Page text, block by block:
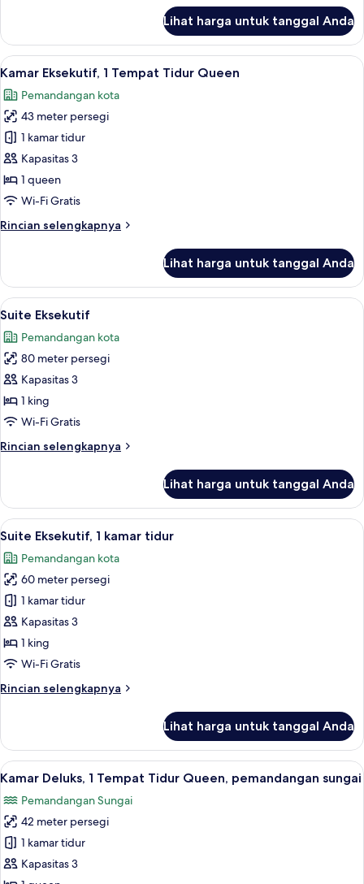
Kamar
Superior,
1
Tidur
Queen
Lihat harga untuk tanggal Anda
Lihat
semua
foto
untuk
Kamar
Eksekutif,
1
Tempat
Queen
9
Kamar Eksekutif, 1 Tempat Tidur Queen
Pemandangan kota
43 meter persegi
1 kamar tidur
Kapasitas 3
1 queen
Wi-Fi Gratis
Rincian selengkapnya
Rincian
Kamar
Eksekutif,
1
Tidur
Queen
Lihat harga untuk tanggal Anda
Lihat
semua
foto
untuk
Suite
Eksekutif
10
Suite Eksekutif
Pemandangan kota
80 meter persegi
Kapasitas 3
1 king
Wi-Fi Gratis
Rincian selengkapnya
Rincian
Suite
Eksekutif
Lihat harga untuk tanggal Anda
Lihat
semua
foto
untuk
Suite
Eksekutif,
1
kamar
10
Suite Eksekutif, 1 kamar tidur
Pemandangan kota
60 meter persegi
1 kamar tidur
Kapasitas 3
1 king
Wi-Fi Gratis
Rincian selengkapnya
Rincian
Suite
Eksekutif,
1
tidur
Lihat harga untuk tanggal Anda
Lihat
semua
foto
untuk
Kamar
Deluks,
Kamar Deluks, 1 Tempat Tidur
5
Kamar Deluks, 1 Tempat Tidur Queen, pemandangan sungai
Pemandangan Sungai
42 meter persegi
1 kamar tidur
Kapasitas 3